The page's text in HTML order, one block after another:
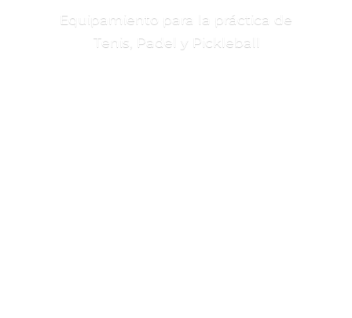
Equipamiento para la práctica de
Tenis, Padel
y Pickleball